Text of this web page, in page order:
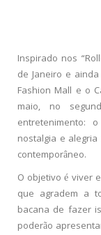
Inspirado nos
de Janeiro e
Fashion Mall e o
maio, no
entretenimento:
nostalgia e
contemporâneo.
O objetivo é viver
que agradem a
bacana de fazer
poderão